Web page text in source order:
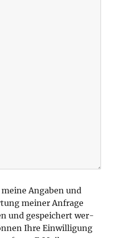
Anga­ben und
mei­ner Anfra­ge
und gespei­chert wer­
Ihre Ein­wil­li­gung